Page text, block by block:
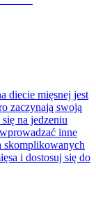
diecie mięsnej jest
zaczynają swoją
na jedzeniu
inne
skomplikowanych
i dostosuj się do